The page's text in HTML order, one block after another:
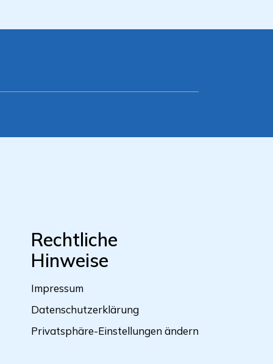
Rechtliche
Hinweise
Impressum
Datenschutzerklärung
Privatsphäre-Einstellungen ändern